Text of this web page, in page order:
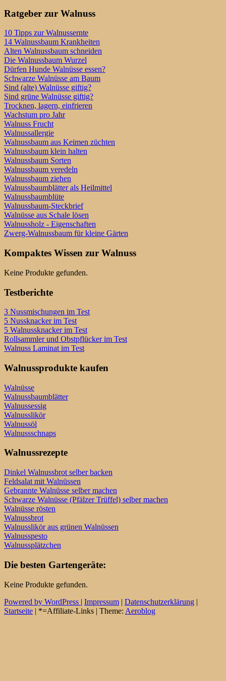
Ratgeber zur Walnuss
10 Tipps zur Walnussernte
14 Walnussbaum Krankheiten
Alten Walnussbaum schneiden
Die Walnussbaum Wurzel
Dürfen Hunde Walnüsse essen?
Schwarze Walnüsse am Baum
Sind (alte) Walnüsse giftig?
Sind grüne Walnüsse giftig?
Trocknen, lagern, einfrieren
Wachstum pro Jahr
Walnuss Frucht
Walnussallergie
Walnussbaum aus Keimen züchten
Walnussbaum klein halten
Walnussbaum Sorten
Walnussbaum veredeln
Walnussbaum ziehen
Walnussbaumblätter als Heilmittel
Walnussbaumblüte
Walnussbaum-Steckbrief
Walnüsse aus Schale lösen
Walnussholz - Eigenschaften
Zwerg-Walnussbaum für kleine Gärten
Kompaktes Wissen zur Walnuss
Keine Produkte gefunden.
Testberichte
3 Nussmischungen im Test
5 Nussknacker im Test
5 Walnussknacker im Test
Rollsammler und Obstpflücker im Test
Walnuss Laminat im Test
Walnussprodukte kaufen
Walnüsse
Walnussbaumblätter
Walnussessig
Walnusslikör
Walnussöl
Walnussschnaps
Walnussrezepte
Dinkel Walnussbrot selber backen
Feldsalat mit Walnüssen
Gebrannte Walnüsse selber machen
Schwarze Walnüsse (Pfälzer Trüffel) selber machen
Walnüsse rösten
Walnussbrot
Walnusslikör aus grünen Walnüssen
Walnusspesto
Walnussplätzchen
Die besten Gartengeräte:
Keine Produkte gefunden.
Powered by WordPress | Impressum | Datenschutzerklärung |
Startseite | *=Affiliate-Links | Theme: Aeroblog